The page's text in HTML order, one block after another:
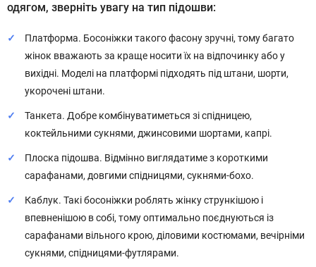
одягом, зверніть увагу на тип підошви:
Платформа. Босоніжки такого фасону зручні, тому багато
жінок вважають за краще носити їх на відпочинку або у
вихідні. Моделі на платформі підходять під штани, шорти,
укорочені штани.
Танкета. Добре комбінуватиметься зі спідницею,
коктейльними сукнями, джинсовими шортами, капрі.
Плоска підошва. Відмінно виглядатиме з короткими
сарафанами, довгими спідницями, сукнями-бохо.
Каблук. Такі босоніжки роблять жінку стрункішою і
впевненішою в собі, тому оптимально поєднуються із
сарафанами вільного крою, діловими костюмами, вечірніми
сукнями, спідницями-футлярами.